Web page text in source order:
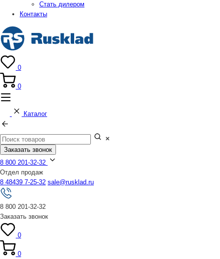
Стать дилером
Контакты
0
0
Каталог
Заказать звонок
8 800 201-32-32
Отдел продаж
8 48439 7-25-32 sale@rusklad.ru
8 800 201-32-32
Заказать звонок
0
0